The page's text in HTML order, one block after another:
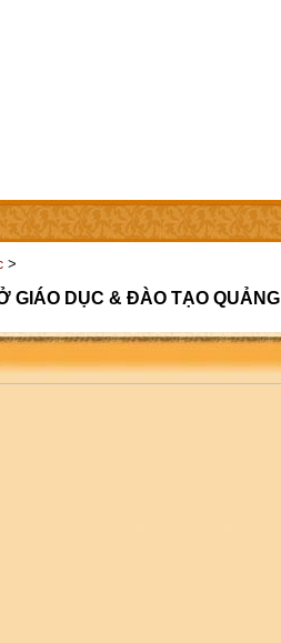
LIÊN HỆ CÁC TRANG TRỰC THUỘC
>
GIÁO DỤC & ĐÀO TẠO QUẢNG